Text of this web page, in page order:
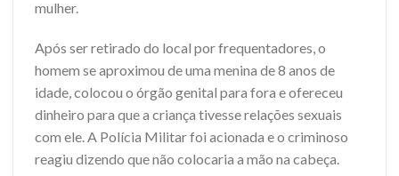
mulher.
Após ser retirado do local por frequentadores, o
homem se aproximou de uma menina de 8 anos de
idade, colocou o órgão genital para fora e ofereceu
dinheiro para que a criança tivesse relações sexuais
com ele. A Polícia Militar foi acionada e o criminoso
reagiu dizendo que não colocaria a mão na cabeça.